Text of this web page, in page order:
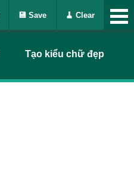
Tạo kiểu chữ đẹp
💾 Save 🧹 Clear